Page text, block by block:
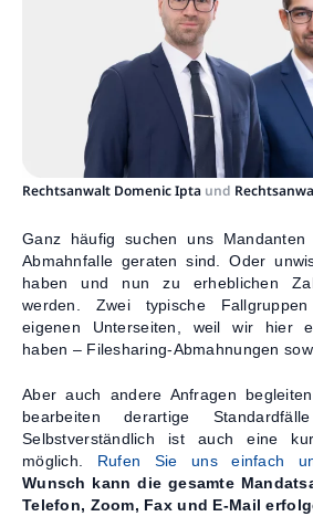
Rechtsanwalt Domenic Ipta und
Ganz häufig suchen uns
Abmahnfalle geraten sind. Oder
haben und nun zu erheblichen
werden. Zwei typische
eigenen Unterseiten, weil wir hier
haben – Filesharing-Abmahnungen
Aber auch andere Anfragen
bearbeiten derartige
Selbstverständlich ist auch eine
möglich. Rufen Sie uns einfach
Wunsch kann die gesamte
Telefon, Zoom, Fax und E-Mail